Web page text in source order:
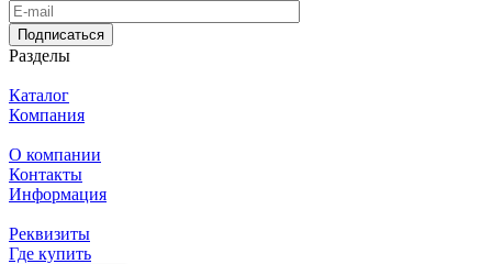
Подписаться
Разделы
Каталог
Компания
О компании
Контакты
Информация
Реквизиты
Где купить